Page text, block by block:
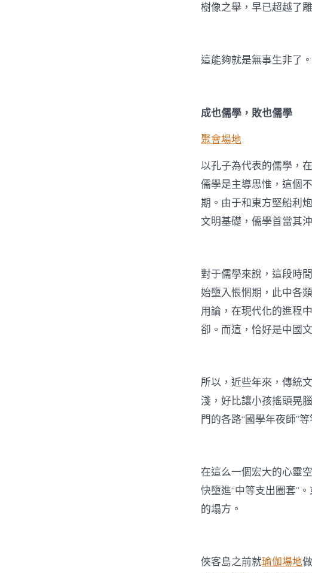
樹像之舉，早已超越了
這能夠就是無事生非了
成也儒學，敗也儒學
聚會場地
以孔子為代表的儒學，
儒學是主導思惟，這個
期。由于和東方堅船利
文明基礎，儒學首當其
對于儒學來說，這段時
始墮入悵惘期，此中各
用論，在現代化的進程
卻。而這，恰好是中國
所以，近些年來，傳統
淺，好比讓小孩搖頭晃
門的各路“國學年夜師”
在這么一個宏大的心靈
快墮進“中等支出圈套”。
的塌方。
俠客島之前就瑜伽場地